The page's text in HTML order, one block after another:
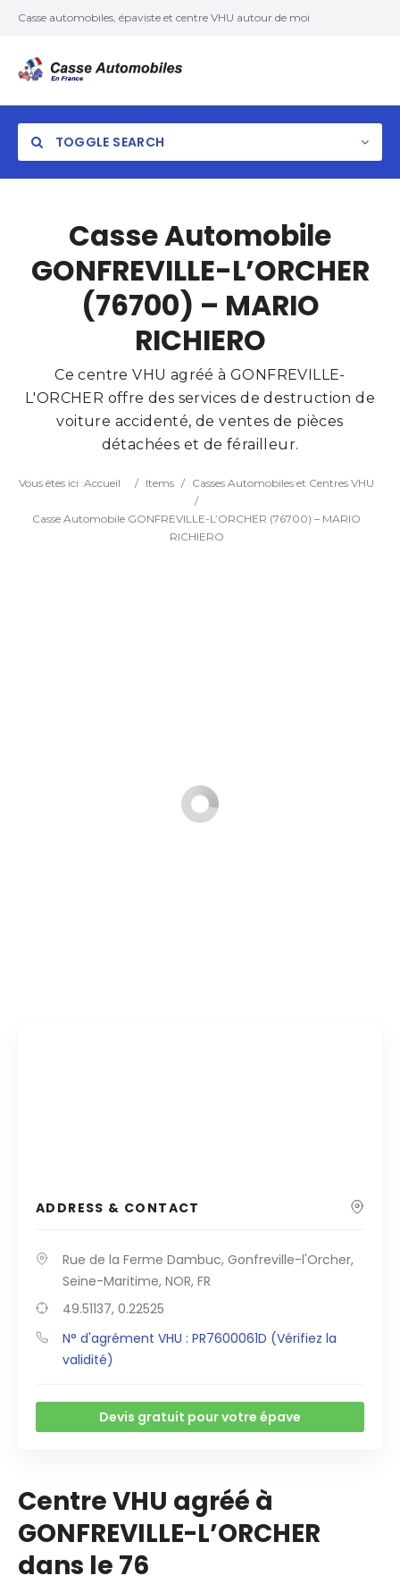
Casse automobiles, épaviste et centre VHU autour de moi
TOGGLE SEARCH
Search
Casse Automobile
GONFREVILLE-L’ORCHER
(76700) – MARIO
RICHIERO
Ce centre VHU agréé à GONFREVILLE-
L'ORCHER offre des services de destruction de
voiture accidenté, de ventes de pièces
détachées et de férailleur.
Vous êtes ici :Accueil / Items / Casses Automobiles et Centres VHU
/
Casse Automobile GONFREVILLE-L’ORCHER (76700) – MARIO
RICHIERO
ADDRESS & CONTACT
Rue de la Ferme Dambuc, Gonfreville-l'Orcher,
Seine-Maritime, NOR, FR
49.51137, 0.22525
N° d'agrément VHU : PR7600061D (Vérifiez la
validité)
Devis gratuit pour votre épave
Centre VHU agréé à
GONFREVILLE-L’ORCHER
dans le 76